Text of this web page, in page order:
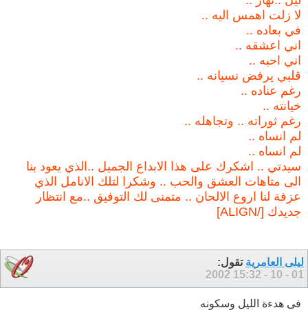
لا زلت اهمس اليه ..
في بعاده ..
اني اعشقه ..
اني احبه ..
قلبي يرفض نسيانه ..
رغم عناده ..
خيانته ..
رغم ثوراته .. وتجاهله ..
لم انساه ..
لم انساه ..
سيدتي .. اشكرك على هذا الابداع الجميل ..الذي يعود بنا
الى متاهات العشق والحب .. وشكرا لتلك الانامل الذي
عزفة لنا اروع الالحان .. متمنى لك التوفيق ..مع انتظار
جديدك [/ALIGN]
ليلى العامرية تقول:
01 - 10 - 2002
15:32
فى هدءة الليل وسكونه